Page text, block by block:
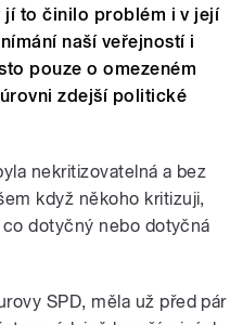
jí to činilo problém i v její
naší veřejností i
pouze o omezeném
zdejší politické
nekritizovatelná a bez
když někoho kritizuji,
dotyčný nebo dotyčná
SPD, měla už před pár